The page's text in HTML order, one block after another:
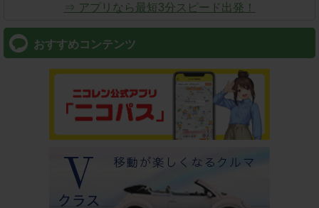
⇒ アプリなら最短3分スピード出発！
おすすめコンテンツ